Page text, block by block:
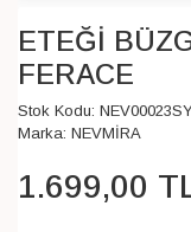
ETEĞİ
FERACE
Stok Kodu:
Marka: NEVMİRA
1.699,00